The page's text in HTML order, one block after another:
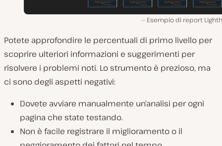
Esempio di report
Potete approfondire le percentuali di primo livello per
scoprire ulteriori informazioni e suggerimenti per
risolvere i problemi noti. Lo strumento è prezioso, ma
ci sono degli aspetti negativi:
Dovete avviare manualmente un’analisi per ogni
pagina che state testando.
Non è facile registrare il miglioramento o il